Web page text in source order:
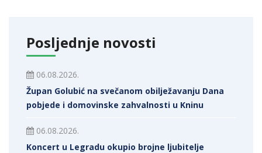
Posljednje novosti
06.08.2026.
Župan Golubić na svečanom obilježavanju Dana
pobjede i domovinske zahvalnosti u Kninu
06.08.2026.
Koncert u Legradu okupio brojne ljubitelje